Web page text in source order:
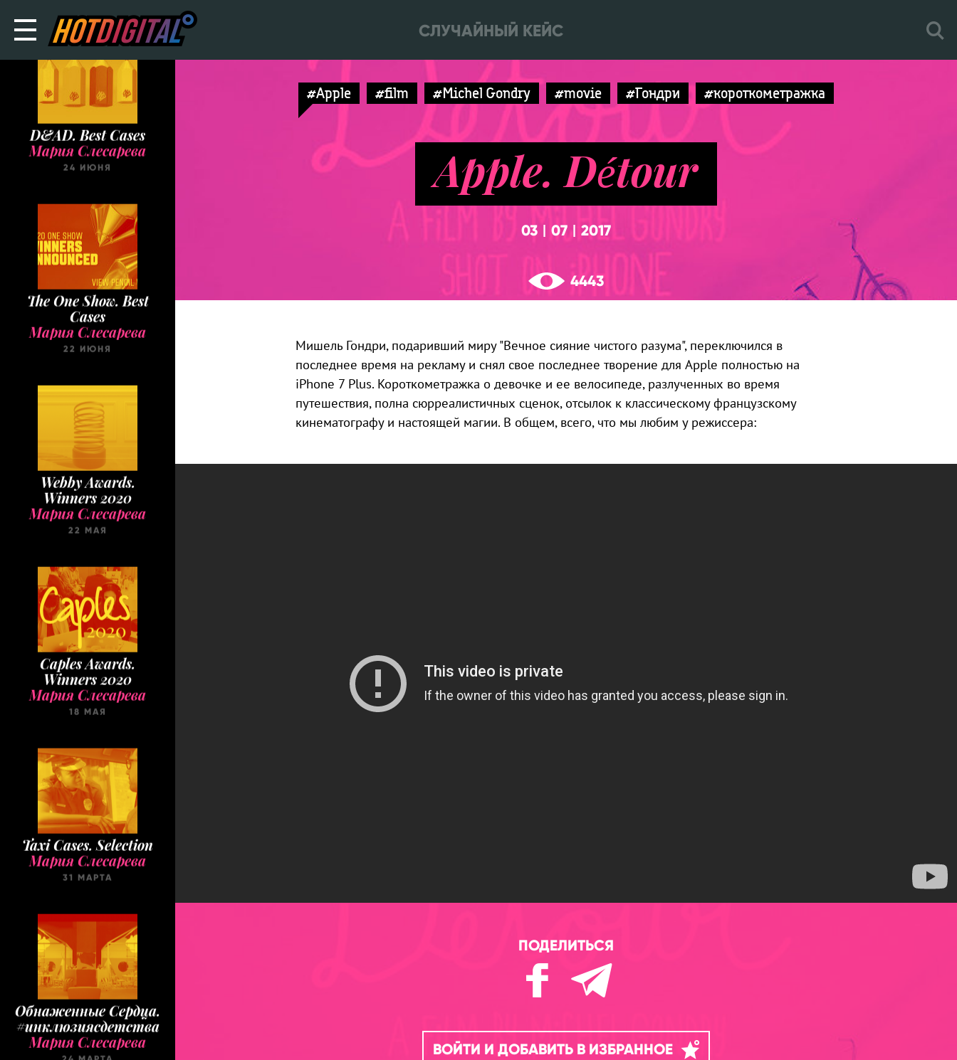
СЛУЧАЙНЫЙ КЕЙС
Мария Слесарева
24 ИЮНЯ
The One Show. Best
Cases
Мария Слесарева
22 ИЮНЯ
Webby Awards.
Winners 2020
Мария Слесарева
22 МАЯ
Caples Awards.
Winners 2020
Мария Слесарева
18 МАЯ
Taxi Cases. Selection
Мария Слесарева
31 МАРТА
Обнаженные Cердца.
#инклюзиясдетства
Мария Слесарева
24 МАРТА
#Apple #film #Michel Gondry #movie #Гондри #короткометражка
Apple. Détour
03 07 2017
4443
Мишель Гондри, подаривший миру "Вечное сияние чистого разума", переключился в
последнее время на рекламу и снял свое последнее творение для Apple полностью на
iPhone 7 Plus. Короткометражка о девочке и ее велосипеде, разлученных во время
путешествия, полна сюрреалистичных сценок, отсылок к классическому французскому
кинематографу и настоящей магии. В общем, всего, что мы любим у режиссера:
ПОДЕЛИТЬСЯ
ВОЙТИ И ДОБАВИТЬ В ИЗБРАННОЕ